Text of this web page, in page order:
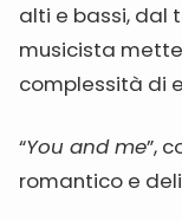
alti e bassi, dal
musicista
complessità di
“You and me”,
romantico e